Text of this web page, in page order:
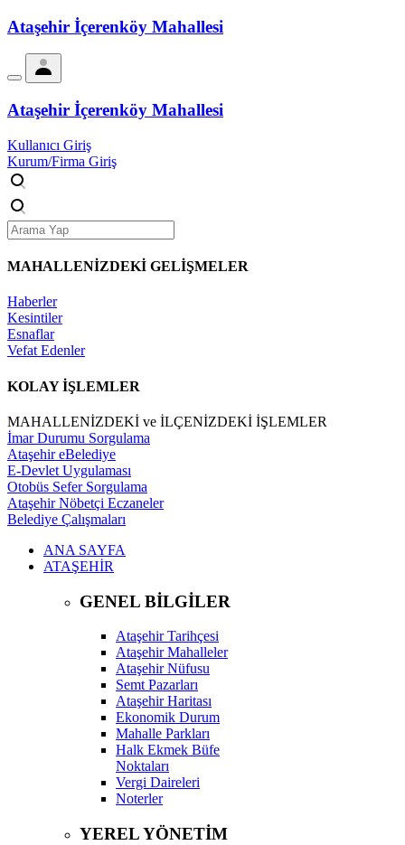
Ataşehir İçerenköy Mahallesi
Ataşehir İçerenköy Mahallesi
Kullanıcı Giriş
Kurum/Firma Giriş
MAHALLENİZDEKİ GELİŞMELER
Haberler
Kesintiler
Esnaflar
Vefat Edenler
KOLAY İŞLEMLER
MAHALLENİZDEKİ ve İLÇENİZDEKİ İŞLEMLER
İmar Durumu Sorgulama
Ataşehir eBelediye
E-Devlet Uygulaması
Otobüs Sefer Sorgulama
Ataşehir Nöbetçi Eczaneler
Belediye Çalışmaları
ANA SAYFA
ATAŞEHİR
GENEL BİLGİLER
Ataşehir Tarihçesi
Ataşehir Mahalleler
Ataşehir Nüfusu
Semt Pazarları
Ataşehir Haritası
Ekonomik Durum
Mahalle Parkları
Halk Ekmek Büfe
Noktaları
Vergi Daireleri
Noterler
YEREL YÖNETİM